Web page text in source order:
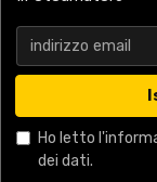
Ho letto
dei dati.